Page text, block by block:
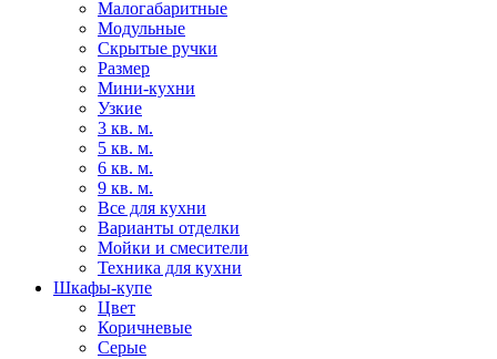
Малогабаритные
Модульные
Скрытые ручки
Размер
Мини-кухни
Узкие
3 кв. м.
5 кв. м.
6 кв. м.
9 кв. м.
Все для кухни
Варианты отделки
Мойки и смесители
Техника для кухни
Шкафы-купе
Цвет
Коричневые
Серые